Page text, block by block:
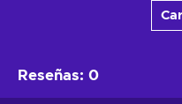
Reseñas: 0